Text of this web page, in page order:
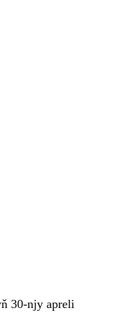
30-njy apreli